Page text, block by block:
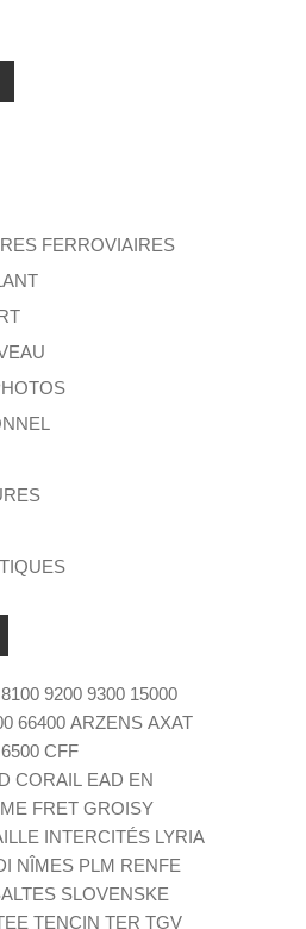
FERROVIAIRES
8100 9200 9300 15000
66400 ARZENS AXAT
CFF
CORAIL EAD EN
FRET GROISY
INTERCITÉS LYRIA
NÎMES PLM RENFE
SLOVENSKE
TENCIN TER TGV